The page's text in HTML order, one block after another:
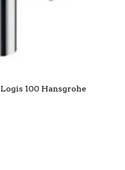
100 Hansgrohe